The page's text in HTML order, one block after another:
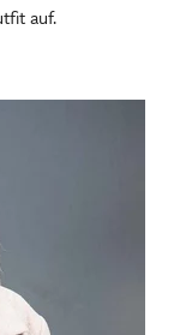
auf.